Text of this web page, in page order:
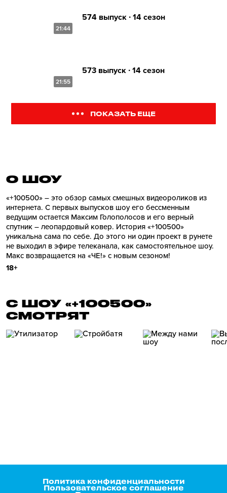
21:44
574 выпуск ∙ 14 сезон
21:55
573 выпуск ∙ 14 сезон
ПОКАЗАТЬ ЕЩЕ
О ШОУ
«+100500» – это обзор самых смешных видеороликов из
интернета. С первых выпусков шоу его бессменным
ведущим остается Максим Голополосов и его верный
спутник – леопардовый ковер. История «+100500»
уникальна сама по себе. До этого ни один проект в рунете
не выходил в эфире телеканала, как самостоятельное шоу.
Макс возвращается на «ЧЕ!» с новым сезоном!
18+
С ШОУ «+100500»
СМОТРЯТ
Политика конфиденциальности
Пользовательское соглашение